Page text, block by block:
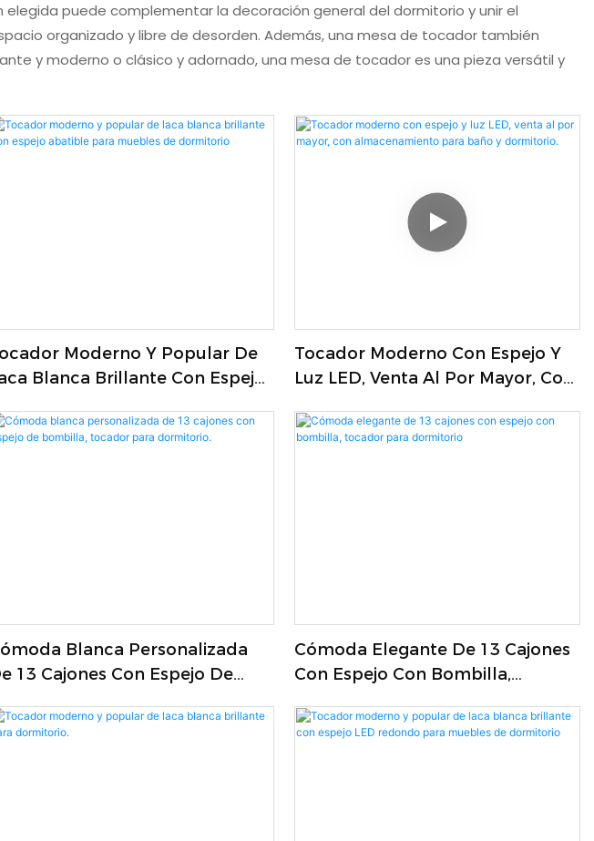
puede complementar la decoración general del dormitorio y unir el
organizado y libre de desorden. Además, una mesa de tocador también
y moderno o clásico y adornado, una mesa de tocador es una pieza versátil y
Moderno Y Popular De
Blanca Brillante Con Espejo
Tocador Moderno Con Espejo Y
Luz LED, Venta Al Por Mayor, Con
Dormitorio.
Blanca Personalizada
13 Cajones Con Espejo De
Cómoda Elegante De 13 Cajones
Con Espejo Con Bombilla,